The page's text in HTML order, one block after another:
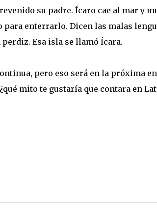
su padre. Ícaro cae al mar y
para enterrarlo. Dicen las malas
Esa isla se llamó Ícara.
pero eso será en la próxima
mito te gustaría que contara en